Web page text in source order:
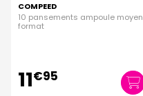
COMPEED
10 pansements ampoule moyen
format
11€95